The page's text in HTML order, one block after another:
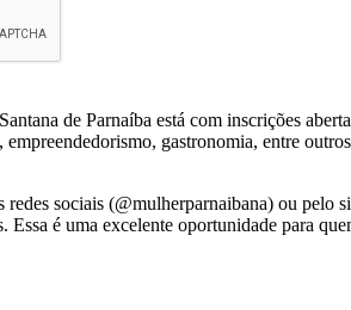
de Parnaíba está com inscrições
empreendedorismo, gastronomia, entre
redes sociais (@mulherparnaibana) ou
Essa é uma excelente oportunidade para